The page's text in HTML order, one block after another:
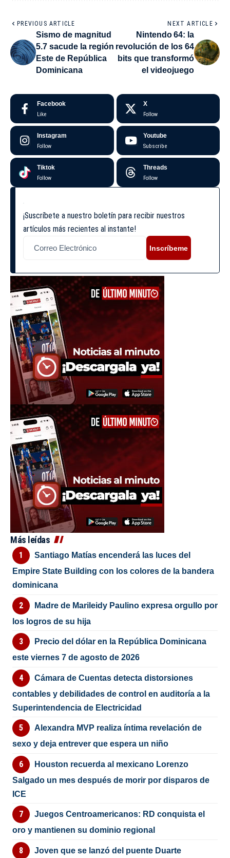
PREVIOUS ARTICLE
Sismo de magnitud
5.7 sacude la región
Este de República
Dominicana
NEXT ARTICLE
Nintendo 64: la
revolución de los 64
bits que transformó
el videojuego
Facebook
Like
X
Follow
Instagram
Follow
Youtube
Subscribe
Tiktok
Follow
Threads
Follow
¡Suscríbete a nuestro boletín para recibir nuestros
artículos más recientes al instante!
Inscríbeme
Más leídas
Santiago Matías encenderá las luces del
Empire State Building con los colores de la bandera
dominicana
Madre de Marileidy Paulino expresa orgullo por
los logros de su hija
Precio del dólar en la República Dominicana
este viernes 7 de agosto de 2026
Cámara de Cuentas detecta distorsiones
contables y debilidades de control en auditoría a la
Superintendencia de Electricidad
Alexandra MVP realiza íntima revelación de
sexo y deja entrever que espera un niño
Houston recuerda al mexicano Lorenzo
Salgado un mes después de morir por disparos de
ICE
Juegos Centroamericanos: RD conquista el
oro y mantienen su dominio regional
Joven que se lanzó del puente Duarte